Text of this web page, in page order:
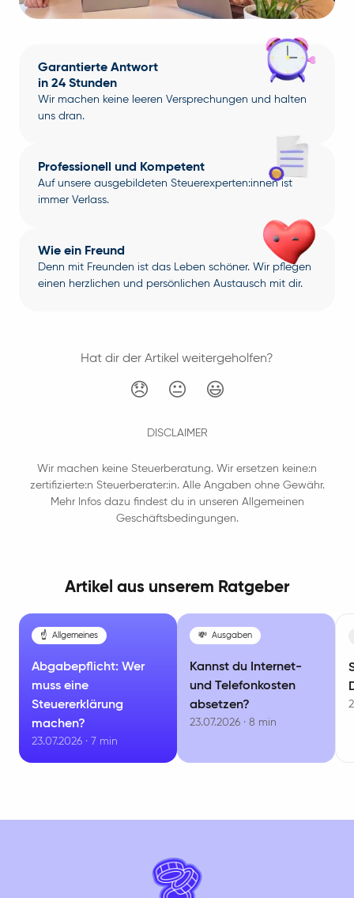
Garantierte Antwort
in 24 Stunden
Wir machen keine leeren Versprechungen und halten
uns dran.
Professionell und Kompetent
Auf unsere ausgebildeten Steuerexperten:innen ist
immer Verlass.
Wie ein Freund
Denn mit Freunden ist das Leben schöner. Wir pflegen
einen herzlichen und persönlichen Austausch mit dir.
Hat dir der Artikel weitergeholfen?
😞 😐 😃
DISCLAIMER
Wir machen keine Steuerberatung. Wir ersetzen keine:n
zertifizierte:n Steuerberater:in. Alle Angaben ohne Gewähr.
Mehr Infos dazu findest du in unseren Allgemeinen
Geschäftsbedingungen.
Artikel aus unserem Ratgeber
☝️ Allgemeines
Abgabepflicht: Wer
muss eine
Steuererklärung
machen?
23.07.2026 · 7 min
💸 Ausgaben
Kannst du Internet-
und Telefonkosten
absetzen?
23.07.2026 · 8 min